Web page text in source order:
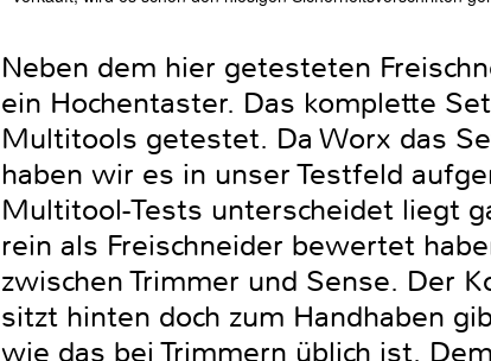
Neben dem hier getesteten
ein Hochentaster. Das komplette
Multitools getestet. Da Worx das
haben wir es in unser Testfeld
Multitool-Tests unterscheidet liegt
rein als Freischneider bewertet
zwischen Trimmer und Sense. Der
sitzt hinten doch zum Handhaben
wie das bei Trimmern üblich ist.